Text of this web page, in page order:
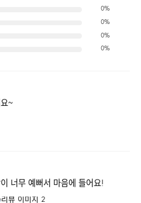
0%
0%
0%
0%
~
너무 예뻐서 마음에 들어요!